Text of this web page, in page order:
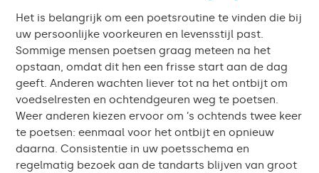
Het is belangrijk om een poetsroutine te vinden die bij
uw persoonlijke voorkeuren en levensstijl past.
Sommige mensen poetsen graag meteen na het
opstaan, omdat dit hen een frisse start aan de dag
geeft. Anderen wachten liever tot na het ontbijt om
voedselresten en ochtendgeuren weg te poetsen.
Weer anderen kiezen ervoor om ’s ochtends twee keer
te poetsen: eenmaal voor het ontbijt en opnieuw
daarna. Consistentie in uw poetsschema en
regelmatig bezoek aan de tandarts blijven van groot